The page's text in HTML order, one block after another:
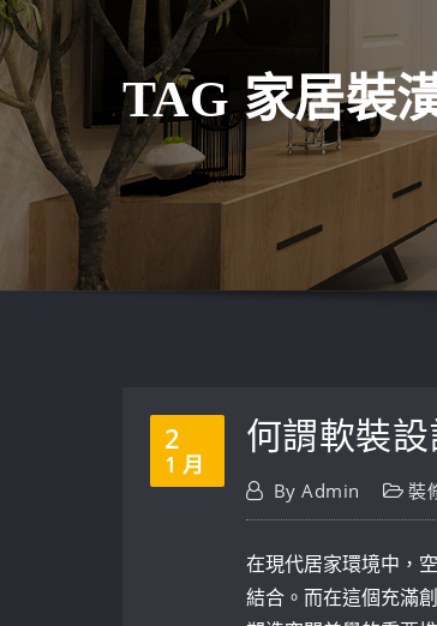
TAG 家居裝
2
1 月
何謂軟裝
ByAdmin 裝
在現代居家環境中，
結合。而在這個充滿